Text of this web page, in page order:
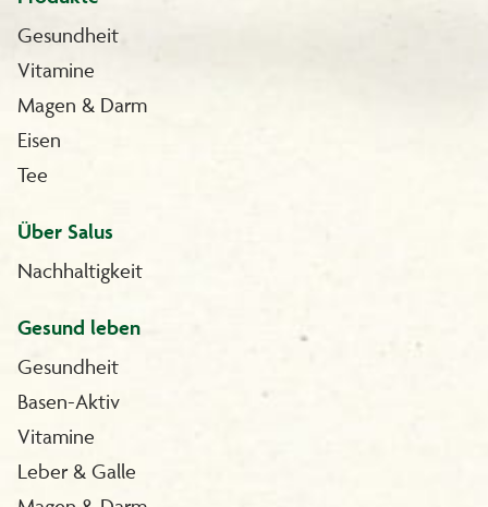
Gesundheit
Vitamine
Magen & Darm
Eisen
Tee
Über Salus
Nachhaltigkeit
Gesund leben
Gesundheit
Basen-Aktiv
Vitamine
Leber & Galle